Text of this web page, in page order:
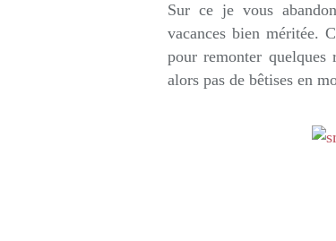
Sur ce je vous
vacances bien méritée.
pour remonter
alors pas de bêtises en